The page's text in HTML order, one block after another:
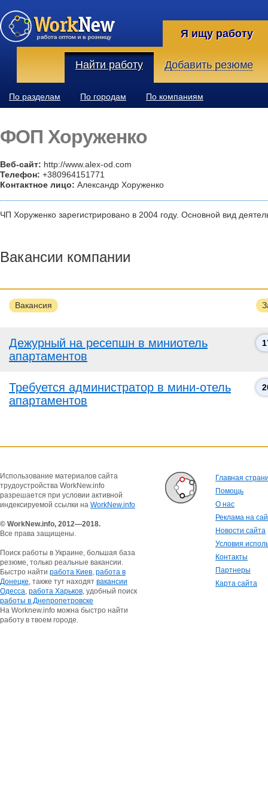
Я ищу работу
Найти работу Добавить резюме
По разделам По городам По компаниям
ФОП Хоруженко
Веб-сайт: http://www.alex-od.com
Телефон: +380964151771
Контактное лицо: Александр Хоруженко
ЧП Хоруженко зарегистрировано в 2004 году. Основной вид
Вакансии компании
Вакансия
Дежурный на ресепшн в миниотель
апартаментов
Требуется администратор в мини-отель
апартаментов
Использование материалов сайта
трудоустройства WorkNew.info
разрешается при условии активной
индексируемой ссылки на WorkNew.info
© WorkNew.info, 2012—2018.
Все права защищены.
Поиск работы в Украине, большая база
резюме, только реальные вакансии.
Быстро найти работа Киев, работа в
Донецке, также тут находят вакансии
Одесса, работа Харьков, удобный поиск
работы в Днепропетровске
На Worknew.info можна быстро найти
работу в твоем городе.
Главная
Помощь
О нас
Реклама на
Новости сайта
Условия
Контакты
Партнеры
Карта сайта